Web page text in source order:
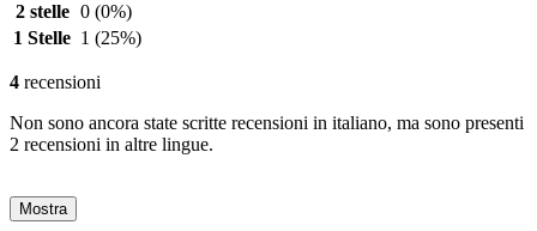
2 stelle 0 (0%)
1 Stelle 1 (25%)
4 recensioni
Non sono ancora state scritte recensioni in italiano, ma sono presenti
2 recensioni in altre lingue.
Mostra